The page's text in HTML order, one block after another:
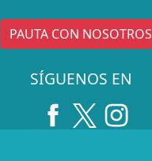
PAUTA CON NOSOTROS
SÍGUENOS EN